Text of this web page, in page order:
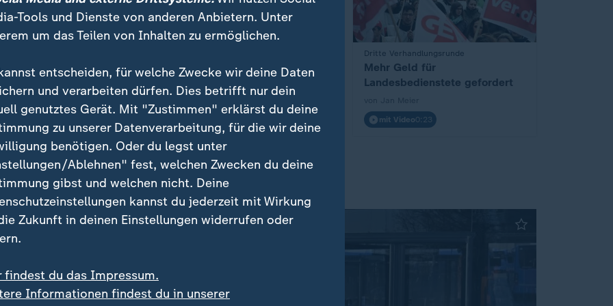
und GDL erzielen
Lufthansa: Streik führt zu
Dritte Verhandlungsrunde
:
Mehr Geld für
Landesbedienstete gefordert
mit Video0:23
der Arbeitnehmer
Tools und Dienste von anderen Anbietern. Unter
um das Teilen von Inhalten zu ermöglichen.
entscheiden, für welche Zwecke wir deine Daten
und verarbeiten dürfen. Dies betrifft nur dein
genutztes Gerät. Mit "Zustimmen" erklärst du deine
zu unserer Datenverarbeitung, für die wir deine
benötigen. Oder du legst unter
Ablehnen" fest, welchen Zwecken du deine
gibst und welchen nicht. Deine
kannst du jederzeit mit Wirkung
Zukunft in deinen Einstellungen widerrufen oder
findest du das Impressum.
Informationen findest du in unserer